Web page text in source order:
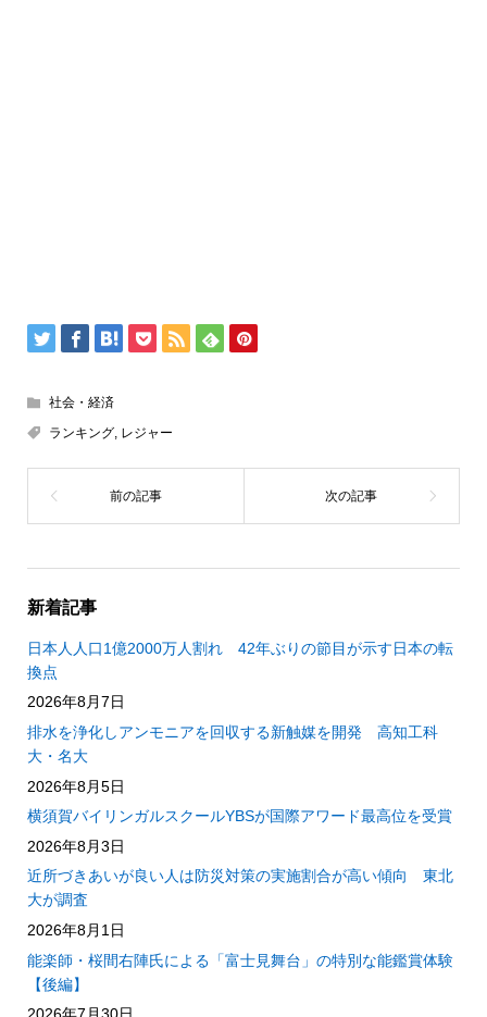
社会・経済
ランキング, レジャー
新着記事
日本人人口1億2000万人割れ 42年ぶりの節目が示す日本の転
換点
2026年8月7日
排水を浄化しアンモニアを回収する新触媒を開発 高知工科
大・名大
2026年8月5日
横須賀バイリンガルスクールYBSが国際アワード最高位を受賞
2026年8月3日
近所づきあいが良い人は防災対策の実施割合が高い傾向 東北
大が調査
2026年8月1日
能楽師・桜間右陣氏による「富士見舞台」の特別な能鑑賞体験
【後編】